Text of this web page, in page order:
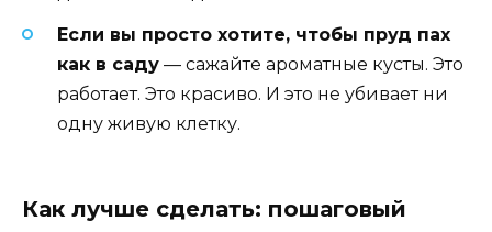
Если вы просто хотите, чтобы пруд пах
как в саду — сажайте ароматные кусты. Это
работает. Это красиво. И это не убивает ни
одну живую клетку.
Как лучше сделать: пошаговый